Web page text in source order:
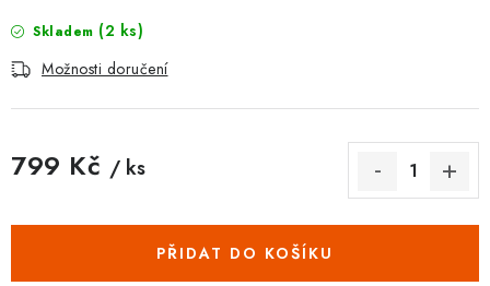
OCHRANA OSOBNÍCH ÚDAJŮ
HODNOCENÍ OBCHODU
VRÁCENÍ ZBOŽÍ A REKLAMACE
Skladem (2 ks)
Možnosti doručení
799 Kč / ks
PŘIDAT DO KOŠÍKU